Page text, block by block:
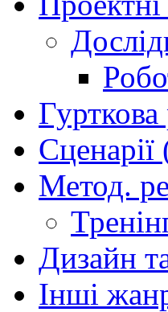
Метод.
Дизайн
Інші